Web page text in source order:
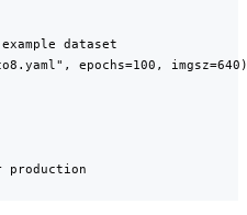
dataset
epochs=100, imgsz=640)
production